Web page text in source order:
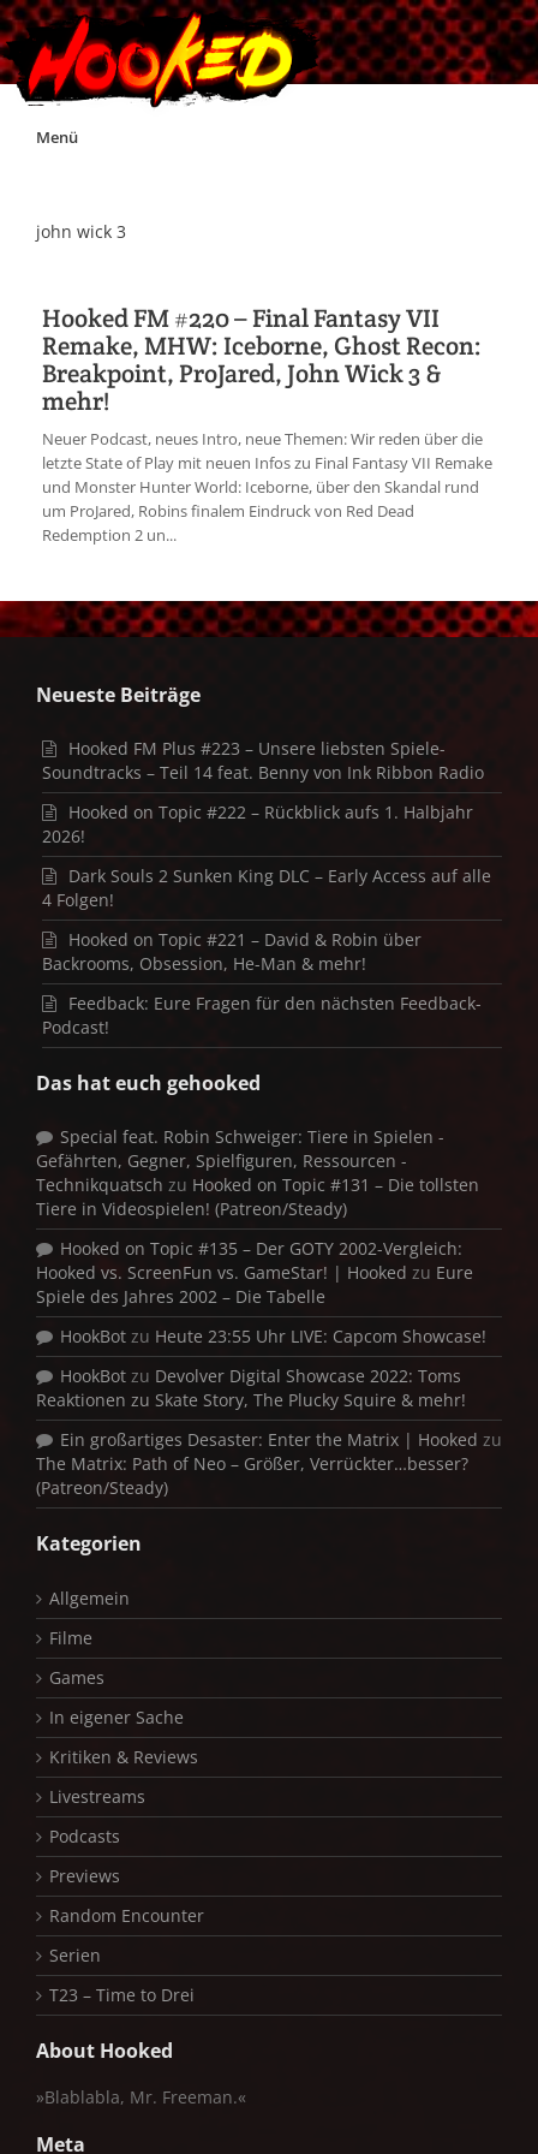
Skip
Menü
Impressum
Jobs
Discord
john wick 3
Hooked FM #220 – Final Fantasy VII
Remake, MHW: Iceborne, Ghost Recon:
Breakpoint, ProJared, John Wick 3 &
mehr!
Neuer Podcast, neues Intro, neue Themen: Wir reden über die
letzte State of Play mit neuen Infos zu Final Fantasy VII Remake
und Monster Hunter World: Iceborne, über den Skandal rund
um ProJared, Robins finalem Eindruck von Red Dead
Redemption 2 un...
Neueste Beiträge
Hooked FM Plus #223 – Unsere liebsten Spiele-
Soundtracks – Teil 14 feat. Benny von Ink Ribbon Radio
Hooked on Topic #222 – Rückblick aufs 1. Halbjahr
2026!
Dark Souls 2 Sunken King DLC – Early Access auf alle
4 Folgen!
Hooked on Topic #221 – David & Robin über
Backrooms, Obsession, He-Man & mehr!
Feedback: Eure Fragen für den nächsten Feedback-
Podcast!
Das hat euch gehooked
Special feat. Robin Schweiger: Tiere in Spielen -
Gefährten, Gegner, Spielfiguren, Ressourcen -
Technikquatsch zu Hooked on Topic #131 – Die tollsten
Tiere in Videospielen! (Patreon/Steady)
Hooked on Topic #135 – Der GOTY 2002-Vergleich:
Hooked vs. ScreenFun vs. GameStar! | Hooked zu Eure
Spiele des Jahres 2002 – Die Tabelle
HookBot zu Heute 23:55 Uhr LIVE: Capcom Showcase!
HookBot zu Devolver Digital Showcase 2022: Toms
Reaktionen zu Skate Story, The Plucky Squire & mehr!
Ein großartiges Desaster: Enter the Matrix | Hooked zu
The Matrix: Path of Neo – Größer, Verrückter…besser?
(Patreon/Steady)
Kategorien
Allgemein
Filme
Games
In eigener Sache
Kritiken & Reviews
Livestreams
Podcasts
Previews
Random Encounter
Serien
T23 – Time to Drei
About Hooked
»Blablabla, Mr. Freeman.«
Meta